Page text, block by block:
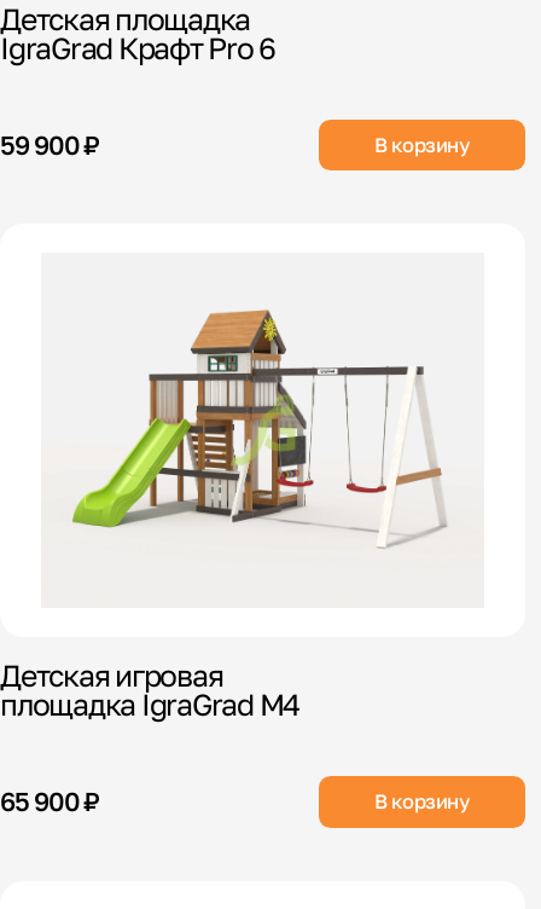
Детская площадка
IgraGrad Крафт Pro 6
59 900 ₽ В корзину
Детская игровая
площадка IgraGrad М4
65 900 ₽ В корзину